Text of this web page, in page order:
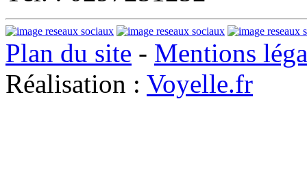
Plan du site - Mentions
Réalisation : Voyelle.fr